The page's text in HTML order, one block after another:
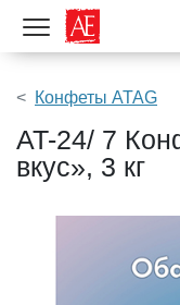
Показать меню
Конфеты ATAG
AT-24/ 7
вкус», 3 кг